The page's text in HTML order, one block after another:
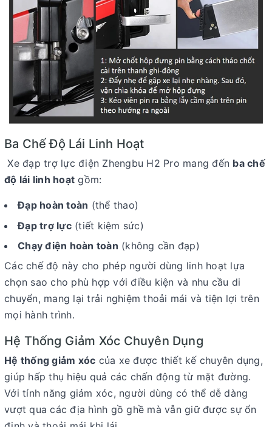
Ba Chế Độ Lái Linh Hoạt
Xe đạp trợ lực điện Zhengbu H2 Pro mang đến ba chế
độ lái linh hoạt gồm:
Đạp hoàn toàn (thể thao)
Đạp trợ lực(tiết kiệm sức)
Chạy điện hoàn toàn (không cần đạp)
Các chế độ này cho phép người dùng linh hoạt lựa
chọn sao cho phù hợp với điều kiện và nhu cầu di
chuyển, mang lại trải nghiệm thoải mái và tiện lợi trên
mọi hành trình.
Hệ Thống Giảm Xóc Chuyên Dụng
Hệ thống giảm xóc của xe được thiết kế chuyên dụng,
giúp hấp thụ hiệu quả các chấn động từ mặt đường.
Với tính năng giảm xóc, người dùng có thể dễ dàng
vượt qua các địa hình gồ ghề mà vẫn giữ được sự ổn